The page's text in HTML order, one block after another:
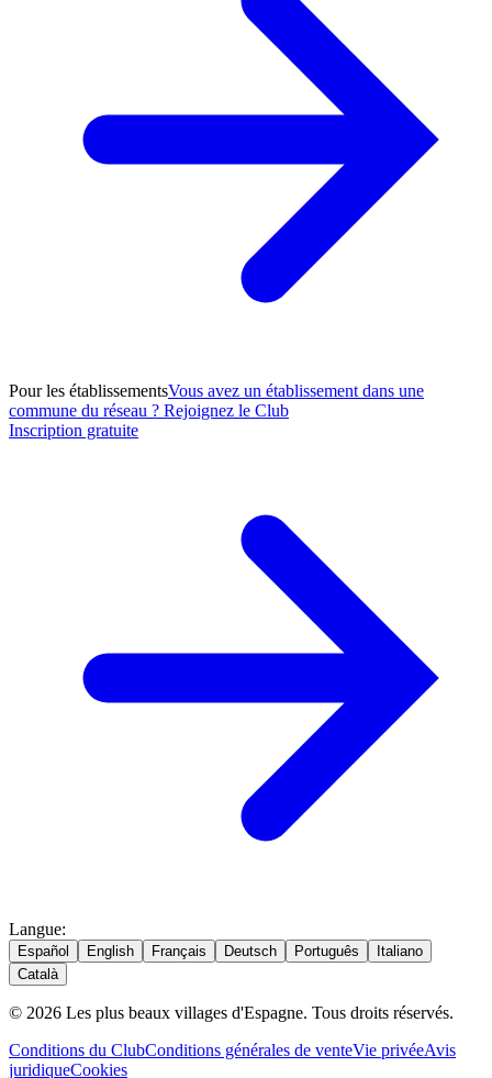
Pour les établissementsVous avez un établissement dans une
commune du réseau ? Rejoignez le Club
Inscription gratuite
Langue:
Español English Français Deutsch Português
Italiano
Català
© 2026 Les plus beaux villages d'Espagne. Tous droits réservés.
Conditions du ClubConditions générales de venteVie privéeAvis
juridiqueCookies